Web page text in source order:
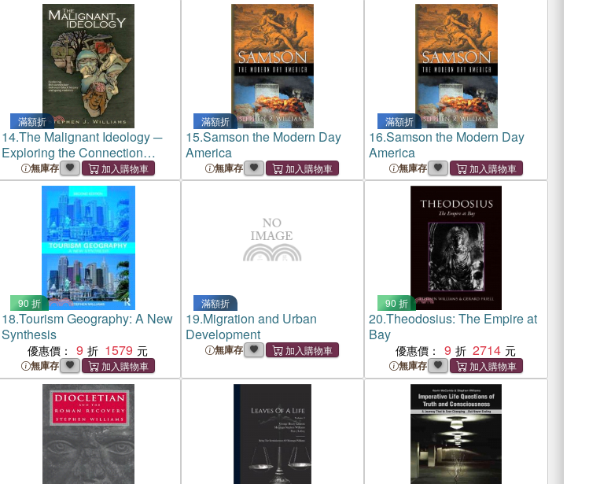
滿額折
14.The Malignant Ideology ─
Exploring the Connection
Between Black History and
Gang Violence
無庫存
滿額折
15.Samson the Modern Day
America
無庫存
滿額折
16.Samson the Modern Day
America
無庫存
90 折
18.Tourism Geography: A New
Synthesis
優惠價： 9 1579
無庫存
滿額折
19.Migration and Urban
Development
無庫存
90 折
20.Theodosius: The Empire at
Bay
優惠價： 9 2714
無庫存